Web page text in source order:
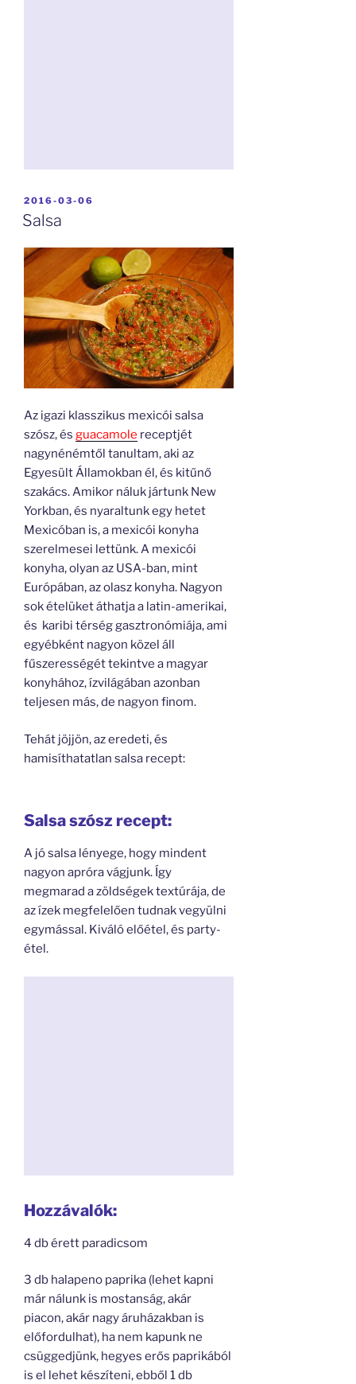
BEKÜLDVE:
2016-03-06
Salsa
Az igazi klasszikus mexicói salsa
szósz, és guacamole receptjét
nagynénémtől tanultam, aki az
Egyesült Államokban él, és kitűnő
szakács. Amikor náluk jártunk New
Yorkban, és nyaraltunk egy hetet
Mexicóban is, a mexicói konyha
szerelmesei lettünk. A mexicói
konyha, olyan az USA-ban, mint
Európában, az olasz konyha. Nagyon
sok ételüket áthatja a latin-amerikai,
és karibi térség gasztronómiája, ami
egyébként nagyon közel áll
fűszerességét tekintve a magyar
konyhához, ízvilágában azonban
teljesen más, de nagyon finom.
Tehát jöjjön, az eredeti, és
hamisíthatatlan salsa recept:
Salsa szósz recept:
A jó salsa lényege, hogy mindent
nagyon apróra vágjunk. Így
megmarad a zöldségek textúrája, de
az ízek megfelelően tudnak vegyülni
egymással. Kiváló előétel, és party-
étel.
Hozzávalók:
4 db érett paradicsom
3 db halapeno paprika (lehet kapni
már nálunk is mostanság, akár
piacon, akár nagy áruházakban is
előfordulhat), ha nem kapunk ne
csüggedjünk, hegyes erős paprikából
is el lehet készíteni, ebből 1 db